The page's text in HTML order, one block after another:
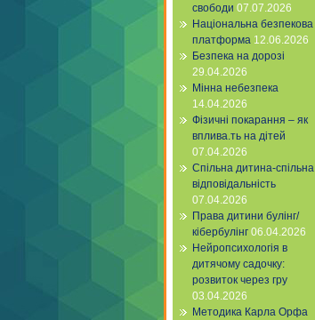
свободи 07.07.2026
Національна безпекова
платформа 12.06.2026
Безпека на дорозі
29.04.2026
Мінна небезпека
14.04.2026
Фізичні покарання – як
вплива.ть на дітей
07.04.2026
Спільна дитина-спільна
відповідальність
07.04.2026
Права дитини булінг/
кібербулінг 06.04.2026
Нейропсихологія в
дитячому садочку:
розвиток через гру
03.04.2026
Методика Карла Орфа